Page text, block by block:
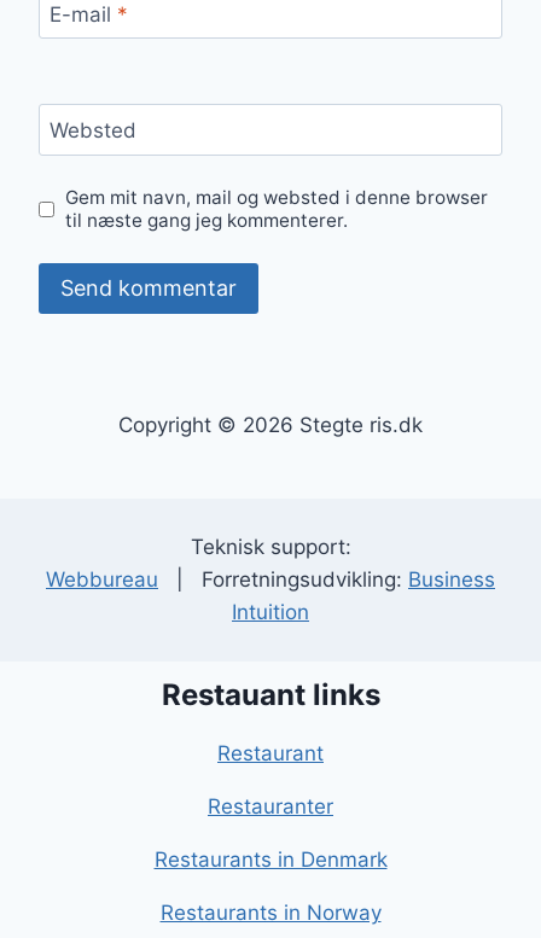
E-mail *
Websted
Gem mit navn, mail og websted i denne browser
til næste gang jeg kommenterer.
Copyright © 2026 Stegte ris.dk
Teknisk support:
Webbureau | Forretningsudvikling: Business
Intuition
Restauant links
Restaurant
Restauranter
Restaurants in Denmark
Restaurants in Norway